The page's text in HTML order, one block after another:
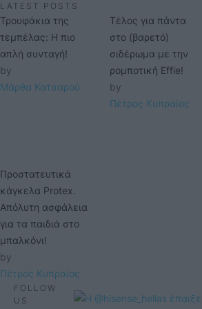
LATEST POSTS
Τρουφάκια της
τεμπέλας: Η πιο
απλή συνταγή!
by
Μάρθα Κατσαρού
Τέλος για πάντα
στο (βαρετό)
σιδέρωμα με την
ρομποτική Effie!
by
Πέτρος Κυπραίος
Προστατευτικά
κάγκελα Protex.
Απόλυτη ασφάλεια
για τα παιδιά στο
μπαλκόνι!
by
Πέτρος Κυπραίος
FOLLOW
US